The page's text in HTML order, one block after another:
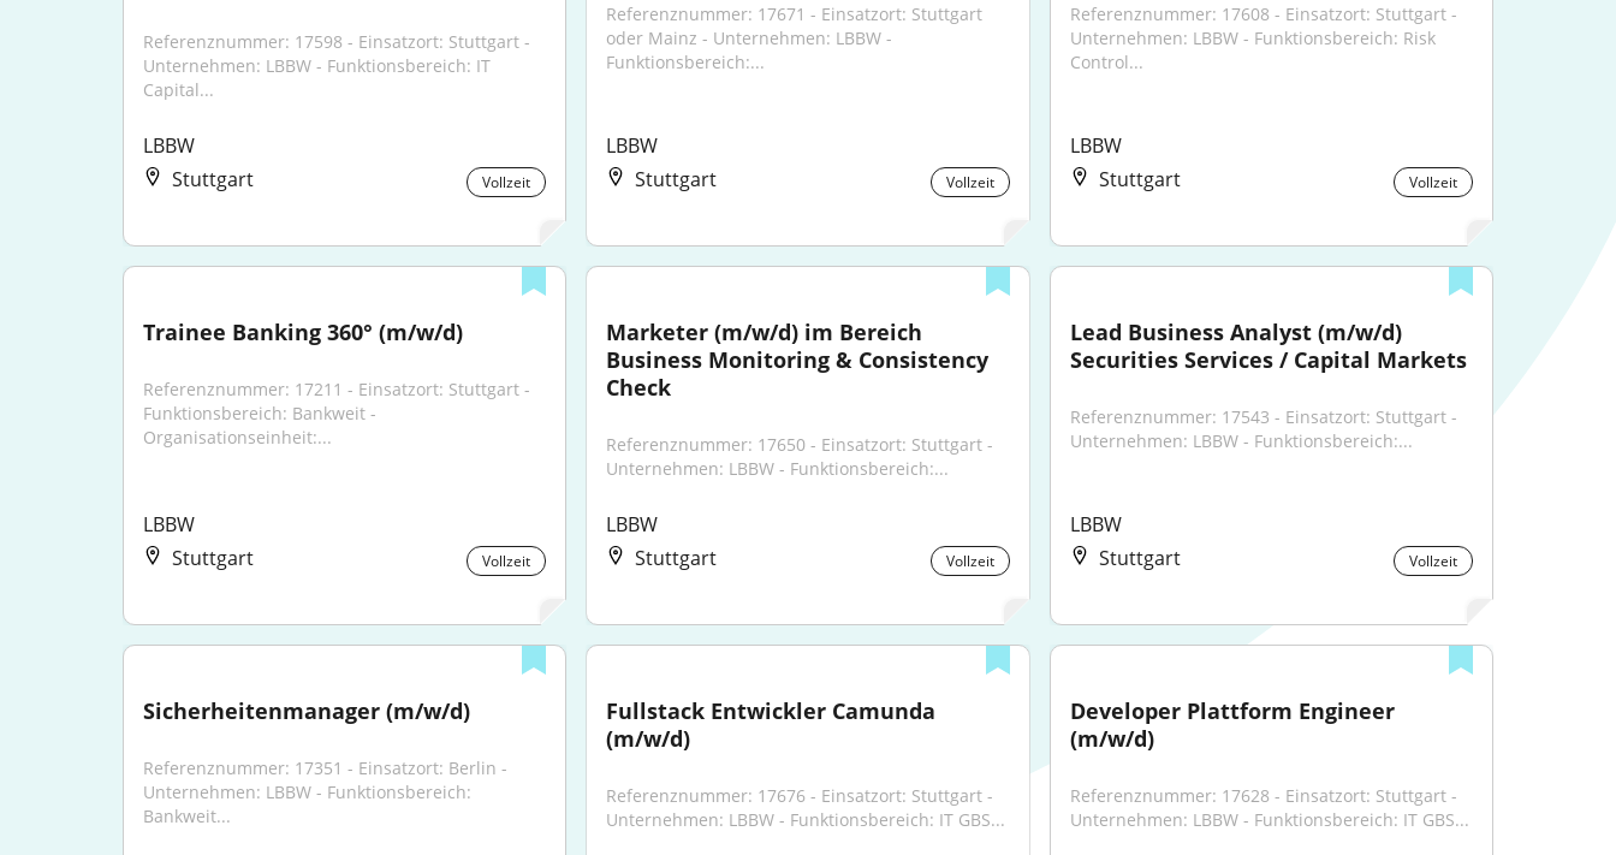
Referenznummer: 17598 - Einsatzort: Stuttgart -
Unternehmen: LBBW - Funktionsbereich: IT
Capital...
LBBW
Stuttgart
Vollzeit
Referenznummer: 17671 - Einsatzort: Stuttgart
oder Mainz - Unternehmen: LBBW -
Funktionsbereich:...
LBBW
Stuttgart
Vollzeit
Referenznummer: 17608 - Einsatzort: Stuttgart -
Unternehmen: LBBW - Funktionsbereich: Risk
Control...
LBBW
Stuttgart
Vollzeit
Trainee Banking 360° (m/w/d)
Referenznummer: 17211 - Einsatzort: Stuttgart -
Funktionsbereich: Bankweit -
Organisationseinheit:...
LBBW
Stuttgart
Vollzeit
Marketer (m/w/d) im Bereich
Business Monitoring & Consistency
Check
Referenznummer: 17650 - Einsatzort: Stuttgart -
Unternehmen: LBBW - Funktionsbereich:...
LBBW
Stuttgart
Vollzeit
Lead Business Analyst (m/w/d)
Securities Services / Capital Markets
Referenznummer: 17543 - Einsatzort: Stuttgart -
Unternehmen: LBBW - Funktionsbereich:...
LBBW
Stuttgart
Vollzeit
Sicherheitenmanager (m/w/d)
Referenznummer: 17351 - Einsatzort: Berlin -
Unternehmen: LBBW - Funktionsbereich:
Bankweit...
Fullstack Entwickler Camunda
(m/w/d)
Referenznummer: 17676 - Einsatzort: Stuttgart -
Unternehmen: LBBW - Funktionsbereich: IT GBS...
Developer Plattform Engineer
(m/w/d)
Referenznummer: 17628 - Einsatzort: Stuttgart -
Unternehmen: LBBW - Funktionsbereich: IT GBS...